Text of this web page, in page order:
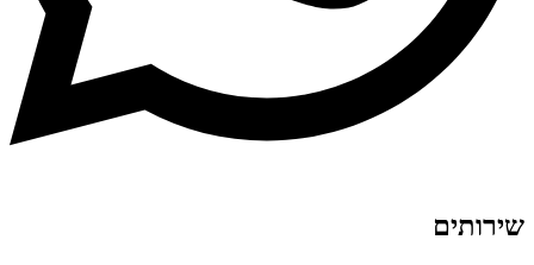
שירותים